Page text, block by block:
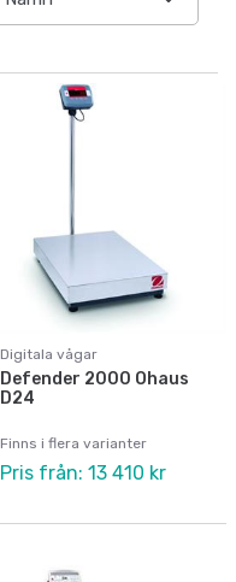
Digitala vågar
Defender 2000 Ohaus
D24
Finns i flera varianter
Pris från: 13 410 kr